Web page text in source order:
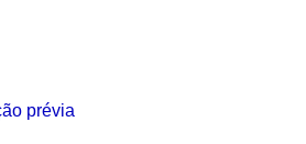
prévia